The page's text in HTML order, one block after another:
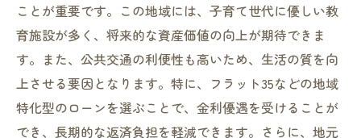
ことが重要です。この地域には、子育て世代に優しい教
育施設が多く、将来的な資産価値の向上が期待できま
す。また、公共交通の利便性も高いため、生活の質を向
上させる要因となります。特に、フラット35などの地域
特化型のローンを選ぶことで、金利優遇を受けることが
でき、長期的な返済負担を軽減できます。さらに、地元